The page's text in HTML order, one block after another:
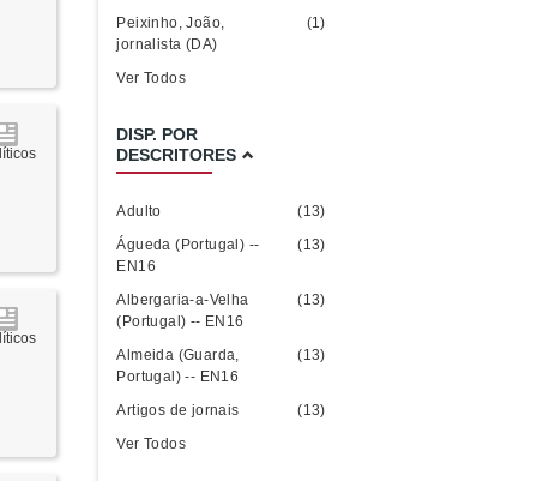
Peixinho, João,
jornalista (DA)
(1)
Ver Todos
DISP. POR
DESCRITORES
Adulto
(13)
Águeda (Portugal) --
EN16
(13)
Albergaria-a-Velha
(Portugal) -- EN16
(13)
Almeida (Guarda,
Portugal) -- EN16
(13)
Artigos de jornais
(13)
Ver Todos